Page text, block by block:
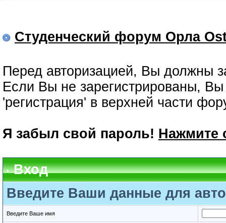
Студенческий форум Орла
Перед авторизацией, Вы должны
Если Вы не зарегистрированы,
'регистрация' в верхней части
Я забыл свой пароль! Нажмите
Вход
Введите Ваши данные для
Введите Ваше имя